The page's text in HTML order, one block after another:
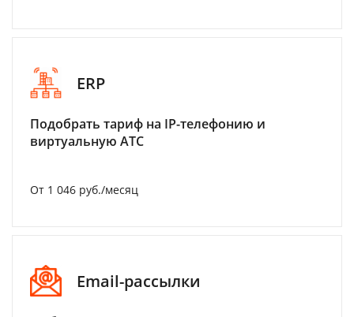
ERP
Подобрать тариф на IP-телефонию и
виртуальную АТС
От 1 046 руб./месяц
Email-рассылки